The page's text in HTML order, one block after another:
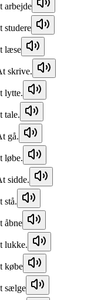
arbejde
studere
læse
skrive.
lytte.
tale.
gå.
løbe.
sidde.
stå.
åbne
lukke.
købe
sælge